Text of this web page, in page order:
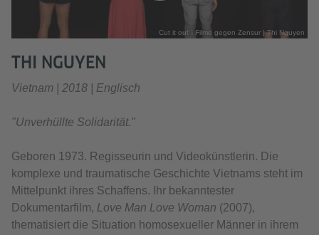
Cut it out - Filme gegen Zensur | Thi Nguyen
THI NGUYEN
Vietnam | 2018 | Englisch
"Unverhüllte Solidarität."
Geboren 1973. Regisseurin und Videokünstlerin. Die
komplexe und traumatische Geschichte Vietnams steht im
Mittelpunkt ihres Schaffens. Ihr bekanntester
Dokumentarfilm, Love Man Love Woman (2007),
thematisiert die Situation homosexueller Männer in ihrem